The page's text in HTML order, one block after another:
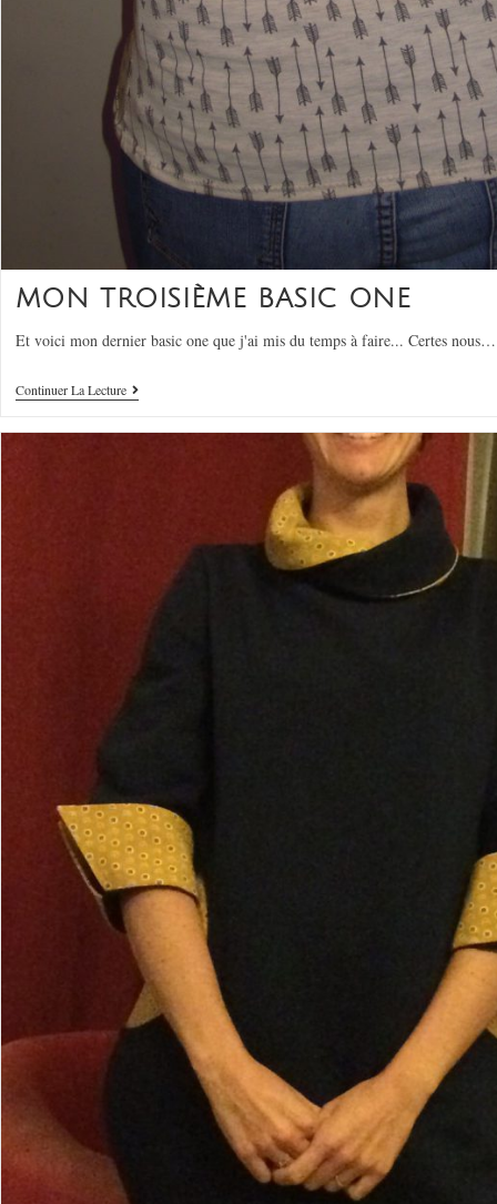
MON TROISIÈME BASIC ONE
Et voici mon dernier basic one que j'ai mis du temps à faire... Certes nous…
Continuer La Lecture